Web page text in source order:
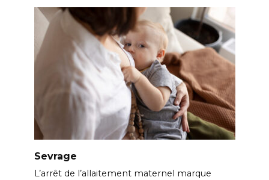
Sevrage
L’arrêt de l’allaitement maternel marque